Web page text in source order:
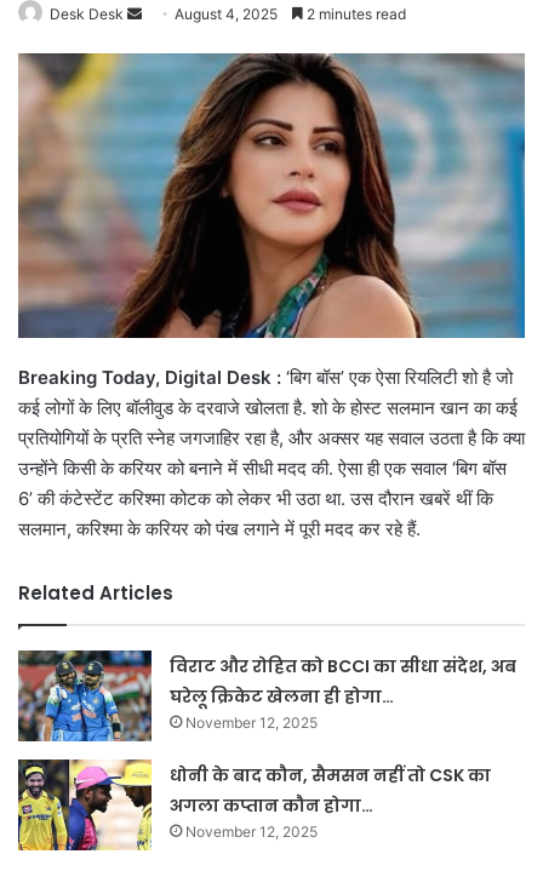
Desk Desk
Send
email
August 4, 2025 2 minutes read
Breaking Today, Digital Desk : ‘बिग बॉस’ एक ऐसा रियलिटी शो है जो
कई लोगों के लिए बॉलीवुड के दरवाजे खोलता है. शो के होस्ट सलमान खान का कई
प्रतियोगियों के प्रति स्नेह जगजाहिर रहा है, और अक्सर यह सवाल उठता है कि क्या
उन्होंने किसी के करियर को बनाने में सीधी मदद की. ऐसा ही एक सवाल ‘बिग बॉस
6’ की कंटेस्टेंट करिश्मा कोटक को लेकर भी उठा था. उस दौरान खबरें थीं कि
सलमान, करिश्मा के करियर को पंख लगाने में पूरी मदद कर रहे हैं.
Related Articles
विराट और रोहित को BCCI का सीधा संदेश, अब
घरेलू क्रिकेट खेलना ही होगा…
November 12, 2025
धोनी के बाद कौन, सैमसन नहीं तो CSK का
अगला कप्तान कौन होगा…
November 12, 2025